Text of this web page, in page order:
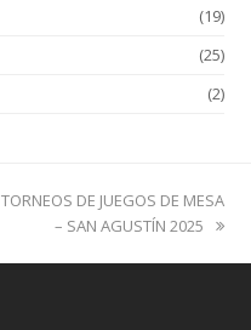
(19)
(25)
(2)
next
TORNEOS DE JUEGOS DE MESA
– SAN AGUSTÍN 2025